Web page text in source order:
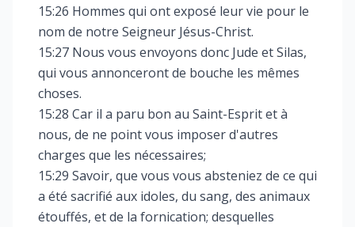
15:26 Hommes qui ont exposé leur vie pour le
nom de notre Seigneur Jésus-Christ.
15:27 Nous vous envoyons donc Jude et Silas,
qui vous annonceront de bouche les mêmes
choses.
15:28 Car il a paru bon au Saint-Esprit et à
nous, de ne point vous imposer d'autres
charges que les nécessaires;
15:29 Savoir, que vous vous absteniez de ce qui
a été sacrifié aux idoles, du sang, des animaux
étouffés, et de la fornication; desquelles